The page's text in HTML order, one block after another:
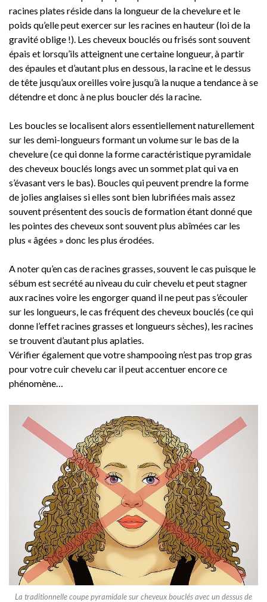
racines plates réside dans la longueur de la chevelure et le
poids qu’elle peut exercer sur les racines en hauteur (loi de la
gravité oblige !). Les cheveux bouclés ou frisés sont souvent
épais et lorsqu’ils atteignent une certaine longueur, à partir
des épaules et d’autant plus en dessous, la racine et le dessus
de tête jusqu’aux oreilles voire jusqu’à la nuque a tendance à se
détendre et donc à ne plus boucler dés la racine.
Les boucles se localisent alors essentiellement naturellement
sur les demi-longueurs formant un volume sur le bas de la
chevelure (ce qui donne la forme caractéristique pyramidale
des cheveux bouclés longs avec un sommet plat qui va en
s’évasant vers le bas). Boucles qui peuvent prendre la forme
de jolies anglaises si elles sont bien lubrifiées mais assez
souvent présentent des soucis de formation étant donné que
les pointes des cheveux sont souvent plus abîmées car les
plus « âgées » donc les plus érodées.
A noter qu’en cas de racines grasses, souvent le cas puisque le
sébum est secrété au niveau du cuir chevelu et peut stagner
aux racines voire les engorger quand il ne peut pas s’écouler
sur les longueurs, le cas fréquent des cheveux bouclés (ce qui
donne l’effet racines grasses et longueurs sèches), les racines
se trouvent d’autant plus aplaties.
Vérifier également que votre shampooing n’est pas trop gras
pour votre cuir chevelu car il peut accentuer encore ce
phénomène…
La traditionnelle coupe pyramidale sur cheveux bouclés avec un dessus de